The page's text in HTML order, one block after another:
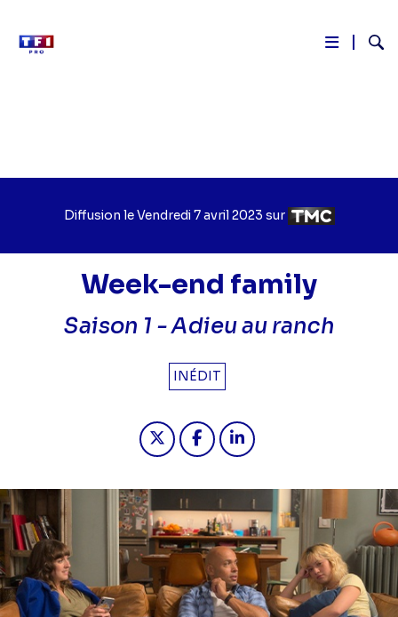
Diffusion leJour
diffusion
Vendredi 7 avril 2023 sur Chaîne
diffusion
Week-end family
Saison 1 -Adieu au ranch
INÉDIT
Partager "2023-04-07 22:00 -
Partager "2023-04-07